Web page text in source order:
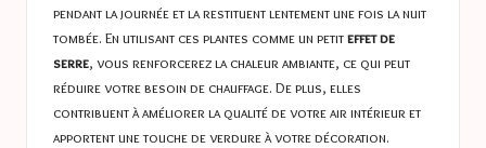
pendant la journée et la restituent lentement une fois la nuit
tombée. En utilisant ces plantes comme un petiteffet de
serre, vous renforcerez la chaleur ambiante, ce qui peut
réduire votre besoin de chauffage. De plus, elles
contribuent à améliorer la qualité de votre air intérieur et
apportent une touche de verdure à votre décoration.